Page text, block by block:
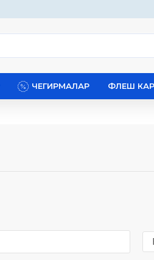
ЧЕГИРМАЛАР ФЛЕШ